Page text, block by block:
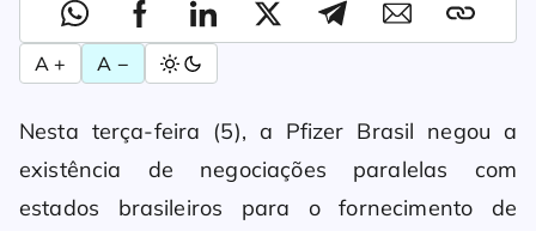
A + A −
Nesta terça-feira (5), a Pfizer Brasil negou a
existência de negociações paralelas com
estados brasileiros para o fornecimento de